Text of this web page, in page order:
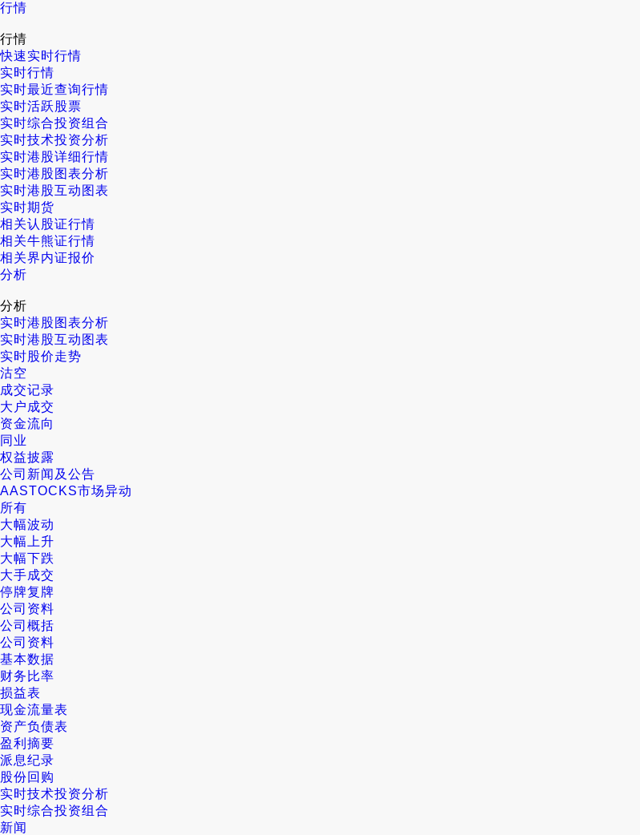
行情
行情
快速实时行情
实时行情
实时最近查询行情
实时活跃股票
实时综合投资组合
实时技术投资分析
实时港股详细行情
实时港股图表分析
实时港股互动图表
实时期货
相关认股证行情
相关牛熊证行情
相关界内证报价
分析
分析
实时港股图表分析
实时港股互动图表
实时股价走势
沽空
成交记录
大户成交
资金流向
同业
权益披露
公司新闻及公告
AASTOCKS市场异动
所有
大幅波动
大幅上升
大幅下跌
大手成交
停牌复牌
公司资料
公司概括
公司资料
基本数据
财务比率
损益表
现金流量表
资产负债表
盈利摘要
派息纪录
股份回购
实时技术投资分析
实时综合投资组合
新闻